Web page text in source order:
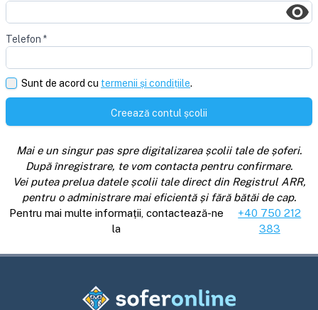
Telefon *
Sunt de acord cu termenii și condițiile.
Creează contul școlii
Mai e un singur pas spre digitalizarea școlii tale de șoferi.
După înregistrare, te vom contacta pentru confirmare.
Vei putea prelua datele școlii tale direct din Registrul ARR,
pentru o administrare mai eficientă și fără bătăi de cap.
Pentru mai multe informații, contactează-ne
la
+40 750 212
383